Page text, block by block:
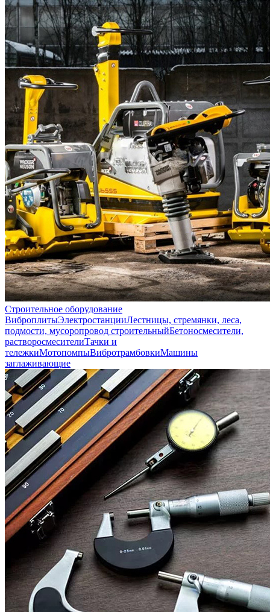
Строительное оборудование
ВиброплитыЭлектростанцииЛестницы, стремянки, леса,
подмости, мусоропровод строительныйБетоносмесители,
растворосмесителиТачки и
тележкиМотопомпыВибротрамбовкиМашины
заглаживающие